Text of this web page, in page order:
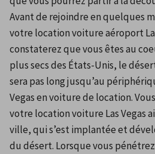
Avant de rejoindre en quelques
votre location voiture aéroport
constaterez que vous êtes au
plus secs des États-Unis, le
sera pas long jusqu’au
Vegas en voiture de location.
votre location voiture Las Vegas
ville, qui s’est implantée et
du désert. Lorsque vous